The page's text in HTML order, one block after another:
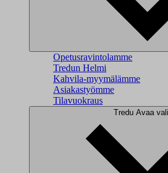
Opetusravintolamme
Tredun Helmi
Kahvila-myymälämme
Asiakastyömme
Tilavuokraus
Tredu Avaa